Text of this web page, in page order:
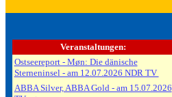
Veranstaltungen:
Ostseereport - Møn: Die dänische
Sterneninsel - am 12.07.2026 NDR TV
ABBA Silver, ABBA Gold - am 15.07.2026